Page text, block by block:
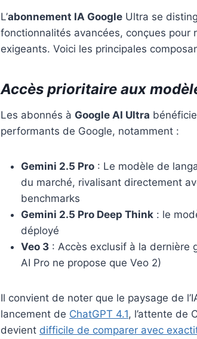
L’abonnement IA Google Ultra se
fonctionnalités avancées, conçues pour
exigeants. Voici les principales
Accès prioritaire aux
Les abonnés à Google AI Ultra
performants de Google, notamment :
Gemini 2.5 Pro : Le modèle de
du marché, rivalisant directement
benchmarks
Gemini 2.5 Pro Deep Think : le
déployé
Veo 3 : Accès exclusif à la dernière
AI Pro ne propose que Veo 2)
Il convient de noter que le paysage de
lancement de ChatGPT 4.1, l’attente de
devient difficile de comparer avec